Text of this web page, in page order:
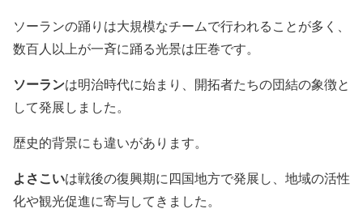
ソーランの踊りは大規模なチームで行われることが多く、
数百人以上が一斉に踊る光景は圧巻です。
ソーランは明治時代に始まり、開拓者たちの団結の象徴と
して発展しました。
歴史的背景にも違いがあります。
よさこいは戦後の復興期に四国地方で発展し、地域の活性
化や観光促進に寄与してきました。